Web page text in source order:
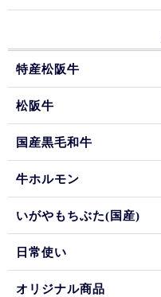
特産松阪牛
松阪牛
国産黒毛和牛
牛ホルモン
いがやもちぶた(国産)
日常使い
オリジナル商品